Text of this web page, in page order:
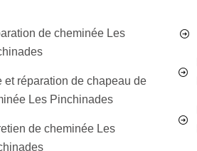
de cheminée Les
et réparation de chapeau de
Les Pinchinades
de cheminée Les